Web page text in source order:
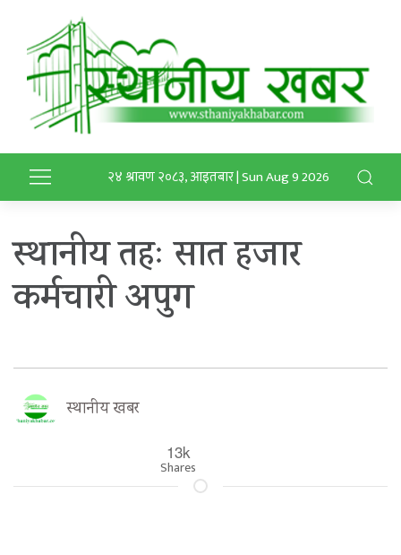
२४ श्रावण २०८३, आइतबार | Sun Aug 9 2026
स्थानीय तहः सात हजार
कर्मचारी अपुग
स्थानीय खबर
13k
Shares